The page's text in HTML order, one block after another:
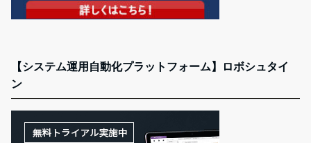
【システム運用自動化プラットフォーム】ロボシュタイ
ン